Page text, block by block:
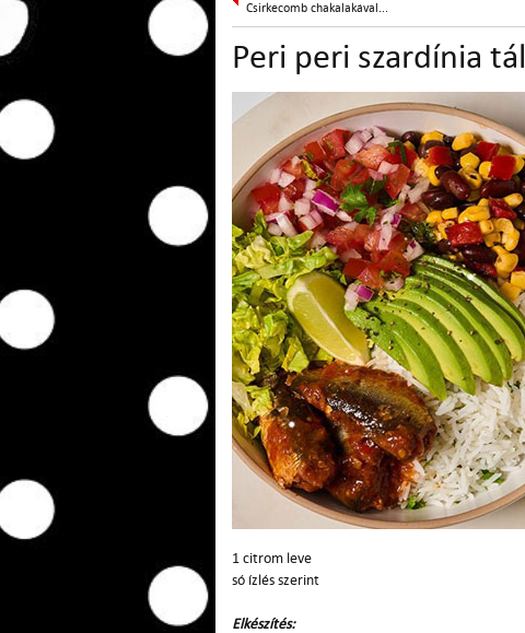
Csirkecomb chakalakával...
Peri peri szardínia tál
1 citrom leve
só ízlés szerint
Elkészítés: